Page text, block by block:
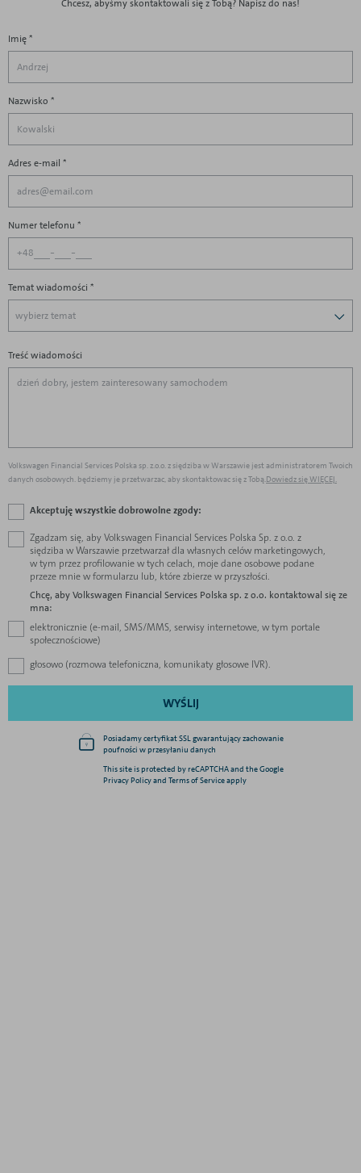
Chcesz, abyśmy skontaktowali się z Tobą? Napisz do nas!
Imię *
Nazwisko *
Adres e-mail *
Numer telefonu *
+48 - -
Temat wiadomości *
wybierz temat
Treść wiadomości
Volkswagen Financial Services Polska sp. z.o.o. z siędziba w Warszawie jest administratorem Twoich
danych osobowych. będziemy je przetwarzac, aby skontaktowac się z Tobą.Dowiedz się WIĘCEJ.
Akceptuję wszystkie dobrowolne zgody:
Zgadzam się, aby Volkswagen Financial Services Polska Sp. z o.o. z
siędziba w Warszawie przetwarzał dla własnych celów marketingowych,
w tym przez profilowanie w tych celach, moje dane osobowe podane
przeze mnie w formularzu lub, które zbierze w przyszłości.
Chcę, aby Volkswagen Financial Services Polska sp. z o.o. kontaktowal się ze
mna:
elektronicznie (e-mail, SMS/MMS, serwisy internetowe, w tym portale
społecznościowe)
głosowo (rozmowa telefoniczna, komunikaty głosowe IVR).
WYŚLIJ
Posiadamy certyfikat SSL gwarantujący zachowanie
poufności w przesyłaniu danych
This site is protected by reCAPTCHA and the Google
Privacy Policy and Terms of Service apply